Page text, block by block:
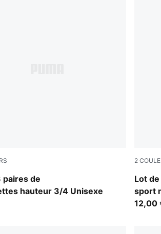
paires de
hauteur 3/4 Unisexe
2
Lot
sport
white
12,00